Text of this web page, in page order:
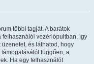
többi tagját. A barátok
felhasználói vezérlőpultban, így
és láthatod, hogy
függően, a
Ha egy felhasználót